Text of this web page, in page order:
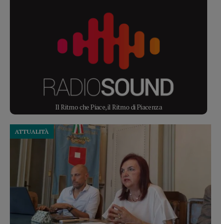
Il Ritmo che Piace, il Ritmo di Piacenza
ATTUALITÀ